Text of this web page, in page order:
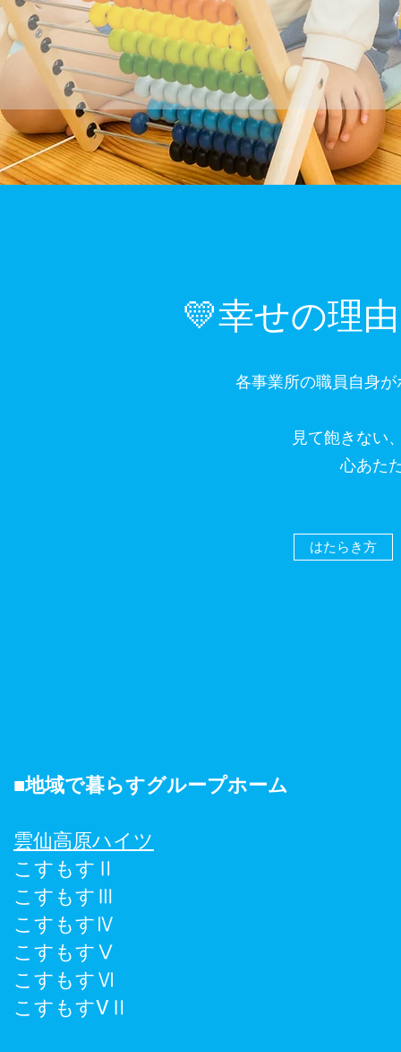
💛幸せの理
各事業所の職員自身
見て飽きない
心あた
はたらき方
​■地域で暮らすグループホーム
雲仙高原ハイツ
こすもすⅡ
こすもすⅢ
こすもすⅣ
こすもすⅤ
こすもすⅥ
こすもすVⅡ